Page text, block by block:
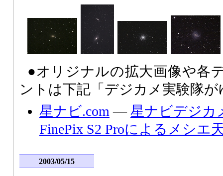
●オリジナルの拡大画像や各
ントは下記「デジカメ実験隊
星ナビ.com―星ナビデジカ
FinePix S2 Proによるメシエ
2003/05/15